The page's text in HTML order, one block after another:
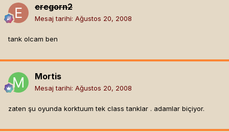
eregorn2
Mesaj tarihi: Ağustos 20, 2008
tank olcam ben
Mortis
Mesaj tarihi: Ağustos 20, 2008
zaten şu oyunda korktuum tek class tanklar . adamlar biçiyor.